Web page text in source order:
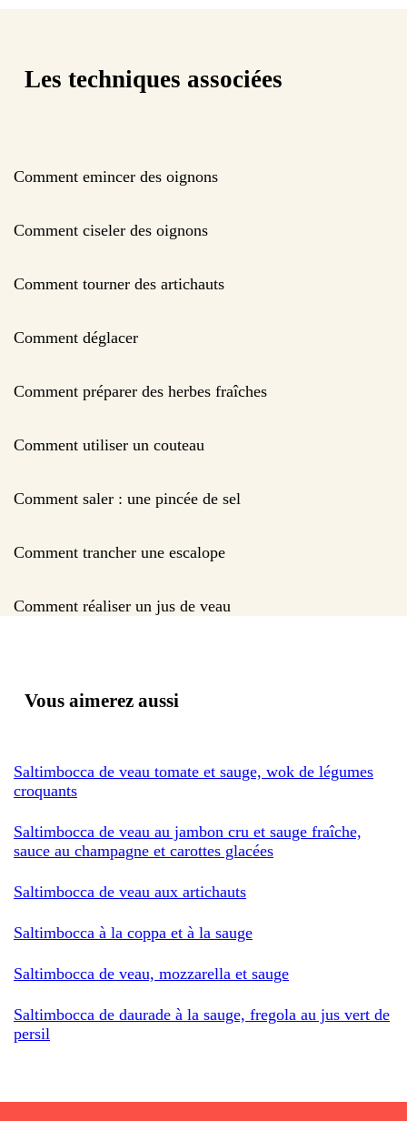
Les techniques associées
Comment emincer des oignons
Comment ciseler des oignons
Comment tourner des artichauts
Comment déglacer
Comment préparer des herbes fraîches
Comment utiliser un couteau
Comment saler : une pincée de sel
Comment trancher une escalope
Comment réaliser un jus de veau
Vous aimerez aussi
Saltimbocca de veau tomate et sauge, wok de légumes
croquants
Saltimbocca de veau au jambon cru et sauge fraîche,
sauce au champagne et carottes glacées
Saltimbocca de veau aux artichauts
Saltimbocca à la coppa et à la sauge
Saltimbocca de veau, mozzarella et sauge
Saltimbocca de daurade à la sauge, fregola au jus vert de
persil